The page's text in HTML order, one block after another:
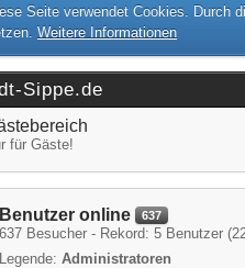
Seite verwendet Cookies. Durch
Weitere Informationen
Sippe.de
für Gäste!
Benutzer online 637
637 Besucher - Rekord: 5 Benutzer (
Legende: Administratoren